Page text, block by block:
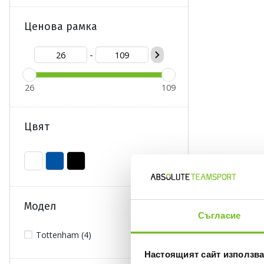
Съгласие
Настоящият сайт
Ценова рамка
-
26 109
Цвят
Модел
Tottenham (4)